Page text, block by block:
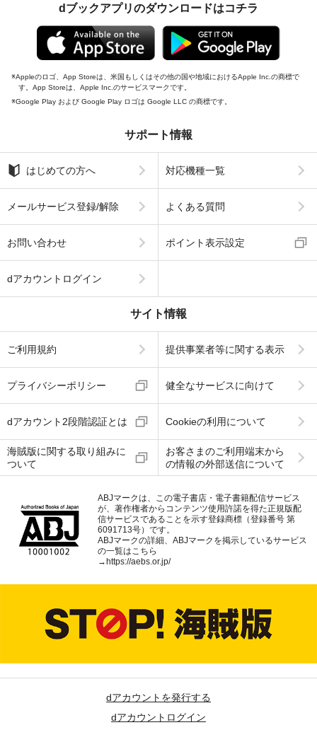
dブックアプリのダウンロードはコチラ
Appleのロゴ、App Storeは、米国もしくはその他の国や地域におけるApple Inc.の商標で
す。App Storeは、Apple Inc.のサービスマークです。
Google Play および Google Play ロゴは Google LLC の商標です。
サポート情報
はじめての方へ 対応機種一覧
メールサービス登録/解除 よくある質問
お問い合わせ ポイント表示設定
dアカウントログイン
サイト情報
ご利用規約 提供事業者等に関する表示
プライバシーポリシー 健全なサービスに向けて
dアカウント2段階認証とは Cookieの利用について
海賊版に関する取り組みに
ついて
お客さまのご利用端末から
の情報の外部送信について
ABJマークは、この電子書店・電子書籍配信サービス
が、著作権者からコンテンツ使用許諾を得た正規版配
信サービスであることを示す登録商標（登録番号 第
6091713号）です。
ABJマークの詳細、ABJマークを掲示しているサービス
の一覧はこちら
→ https://aebs.or.jp/
dアカウントを発行する
dアカウントログイン